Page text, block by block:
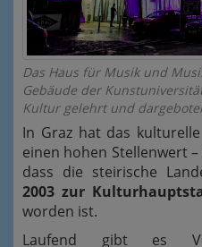
Das Haus für Musik und
Gebäude der
Kultur gelehrt und
In Graz hat das
einen hohen Stellenwert
dass die steirische
2003 zur
worden ist.
Laufend gibt es